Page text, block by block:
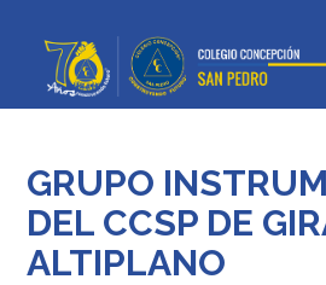
GRUPO
DEL CCSP DE
ALTIPLANO